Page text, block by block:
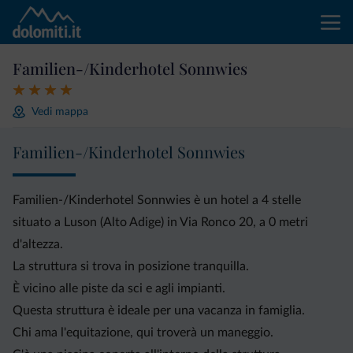
Familien-/Kinderhotel Sonnwies
Vedi mappa
Familien-/Kinderhotel Sonnwies
Familien-/Kinderhotel Sonnwies è un hotel a 4 stelle
situato a Luson (Alto Adige) in Via Ronco 20, a 0 metri
d'altezza.
La struttura si trova in posizione tranquilla.
È vicino alle piste da sci e agli impianti.
Questa struttura è ideale per una vacanza in famiglia.
Chi ama l'equitazione, qui troverà un maneggio.